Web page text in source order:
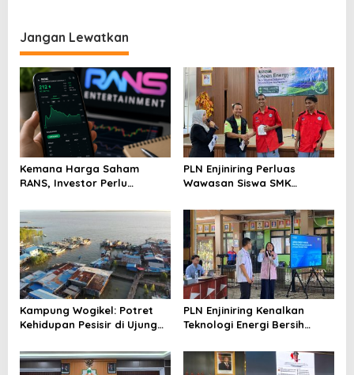
Jangan Lewatkan
Kemana Harga Saham
RANS, Investor Perlu
Menghindari Spekulasi
Berlebihan
PLN Enjiniring Perluas
Wawasan Siswa SMK
Perubahan Iklim
Kampung Wogikel: Potret
Kehidupan Pesisir di Ujung
Bertahan di Tengah
Keterbatasan
PLN Enjiniring Kenalkan
Teknologi Energi Bersih